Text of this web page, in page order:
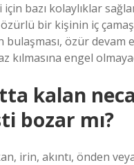
bazı kolaylıklar
bir kişinin iç
bulaşması, özür devam
kılmasına engel
kalan
bozar mı?
irin, akıntı, önden